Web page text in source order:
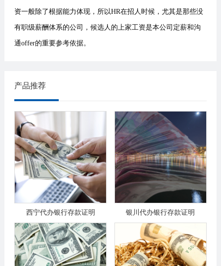
资一般除了根据能力体现，所以HR在招人时候，尤其是那些没
有职级薪酬体系的公司，候选人的上家工资是本公司定薪和沟
通offer的重要参考依据。
产品推荐
西宁代办银行存款证明 银川代办银行存款证明